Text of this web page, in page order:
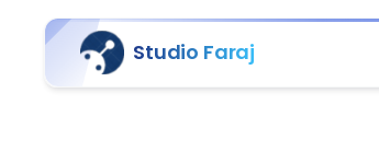
Studio Faraj